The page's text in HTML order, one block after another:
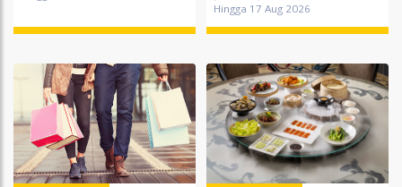
Hingga 17 Aug 2026